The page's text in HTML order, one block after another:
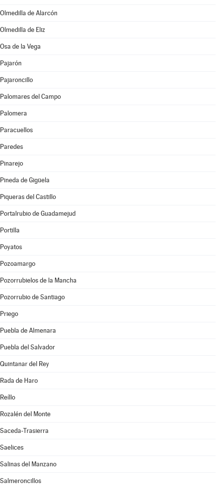
Olmedilla de Alarcón
Olmedilla de Eliz
Osa de la Vega
Pajarón
Pajaroncillo
Palomares del Campo
Palomera
Paracuellos
Paredes
Pinarejo
Pineda de Gigüela
Piqueras del Castillo
Portalrubio de Guadamejud
Portilla
Poyatos
Pozoamargo
Pozorrubielos de la Mancha
Pozorrubio de Santiago
Priego
Puebla de Almenara
Puebla del Salvador
Quintanar del Rey
Rada de Haro
Reíllo
Rozalén del Monte
Saceda-Trasierra
Saelices
Salinas del Manzano
Salmeroncillos